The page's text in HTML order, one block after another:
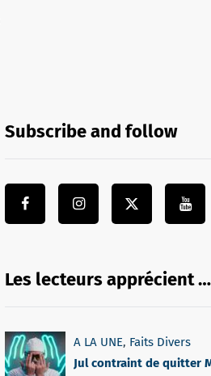
Subscribe and follow
Les lecteurs apprécient …
A LA UNE, Faits Divers
Jul contraint de quitter